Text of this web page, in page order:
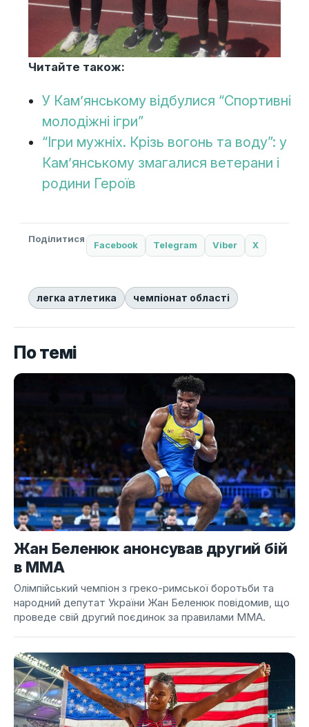
Читайте також:
У Кам’янському відбулися “Спортивні
молодіжні ігри”
“Ігри мужніх. Крізь вогонь та воду”: у
Кам’янському змагалися ветерани і
родини Героїв
Поділитися
Facebook Telegram Viber X
легка атлетика чемпіонат області
По темі
Жан Беленюк анонсував другий бій
в ММА
Олімпійський чемпіон з греко-римської боротьби та
народний депутат України Жан Беленюк повідомив, що
проведе свій другий поєдинок за правилами ММА.